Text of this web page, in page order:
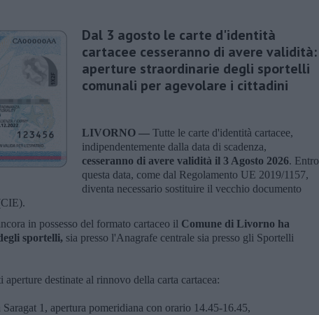
Dal 3 agosto le carte d'identità
cartacee cesseranno di avere validità:
aperture straordinarie degli sportelli
comunali per agevolare i cittadini
LIVORNO — Tutte le carte d'identità cartacee,
indipendentemente dalla data di scadenza,
cesseranno di avere validità il 3 Agosto 2026. Entro
questa data, come dal Regolamento UE 2019/1157,
diventa necessario sostituire il vecchio documento
in possesso del formato cartaceo il Comune di Livorno ha
sportelli, sia presso l'Anagrafe centrale sia presso gli Sportelli
aperture destinate al rinnovo della carta cartacea:
1, apertura pomeridiana con orario 14.45-16.45,